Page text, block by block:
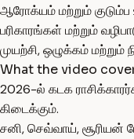
ஆரோக்யம் மற்றும்
பரிகாரங்கள் மற்றும்
முயற்சி, ஒழுக்கம் மற்றும்
What the video
2026-ல் கடக
கிடைக்கும்.
சனி, செவ்வாய்,